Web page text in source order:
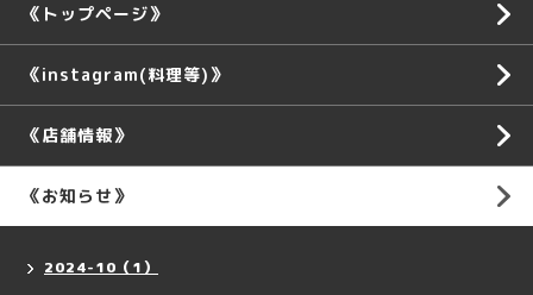
《トップページ》
《instagram(料理等)》
《店舗情報》
《お知らせ》
2024-10（1）